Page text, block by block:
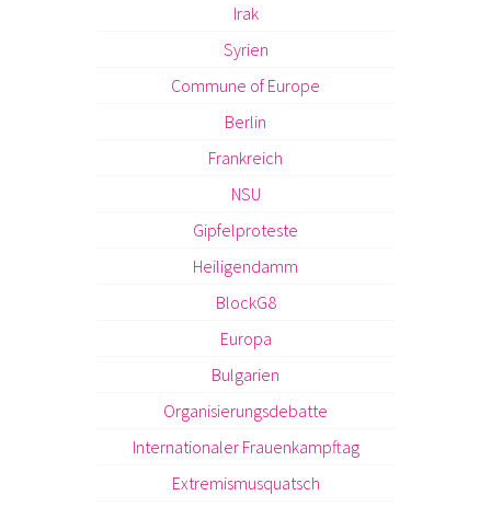
Irak
Syrien
Commune of Europe
Berlin
Frankreich
NSU
Gipfelproteste
Heiligendamm
BlockG8
Europa
Bulgarien
Organisierungsdebatte
Internationaler Frauenkampftag
Extremismusquatsch